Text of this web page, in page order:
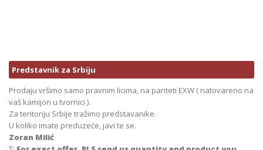
Predstavnik za Srbiju
Prodaju vršimo samo pravnim licima, na pariteti EXW ( natovareno na
vaš kamijon u tvornici ).
Za teritoriju Srbije tražimo predstavanike.
U koliko imate preduzeće, javi te se.
Zoran Milić